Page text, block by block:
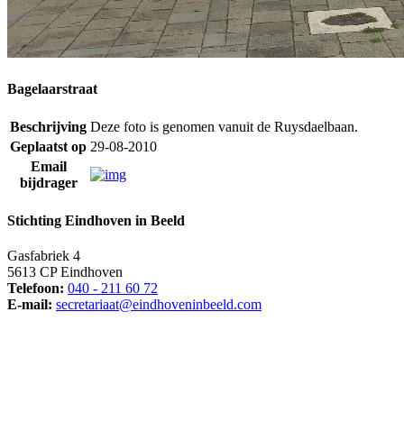
Bagelaarstraat
Beschrijving Deze foto is genomen vanuit de Ruysdaelbaan.
Geplaatst op 29-08-2010
Email
bijdrager
Stichting Eindhoven in Beeld
Gasfabriek 4
5613 CP Eindhoven
Telefoon: 040 - 211 60 72
E-mail: secretariaat@eindhoveninbeeld.com